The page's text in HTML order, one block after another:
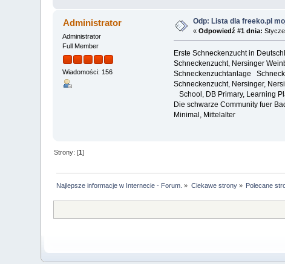
Administrator
Administrator
Full Member
Wiadomości: 156
Odp: Lista dla freeko.pl
«Odpowiedź #1 dnia:
Erste Schneckenzucht in
Schneckenzucht, Nersinger
Schneckenzuchtanlage
Schneckenzucht, Nersinger,
School, DB Primary, Learning
Die schwarze Community fuer
Minimal, Mittelalter
Strony: [1]
Najlepsze informacje w Internecie - Forum. » Ciekawe strony» Polecane